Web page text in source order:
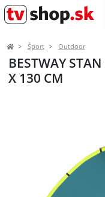
Šport Outdoor
BESTWAY
X 130 CM